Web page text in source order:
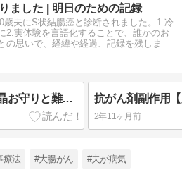
ました | 明日のための記録
歳夫にS状結腸癌と診断されました。1.冷
2.実体験を言語化することで、誰かのお
の思いで、経緯や経過、記録を残しま
白山比咩神社の魅力と水晶お守りと難病平癒の祈願
2年11ヶ月前
療法 #大腸がん #夫が病気